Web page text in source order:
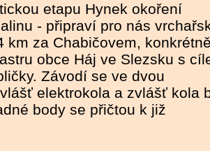
etapu Hynek okoření
- připraví pro nás
km za Chabičovem,
obce Háj ve Slezsku s
Závodí se ve dvou
elektrokola a zvlášť kola
body se přičtou k již